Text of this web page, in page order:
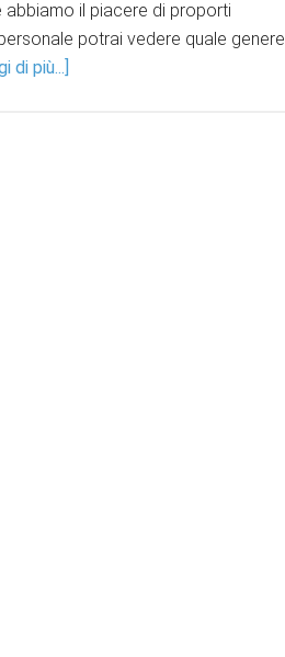
abbiamo il piacere di proporti
potrai vedere quale genere
di più...]